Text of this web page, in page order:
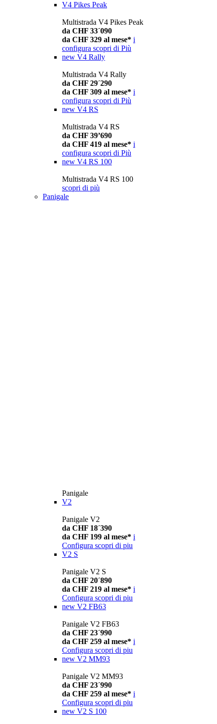
V4 Pikes Peak
Multistrada V4 Pikes Peak
da CHF 33´090
da CHF 329 al mese* i
configura scopri di Più
new V4 Rally
Multistrada V4 Rally
da CHF 29´290
da CHF 309 al mese* i
configura scopri di Più
new V4 RS
Multistrada V4 RS
da CHF 39’690
da CHF 419 al mese* i
configura scopri di Più
new V4 RS 100
Multistrada V4 RS 100
scopri di più
Panigale
Panigale
V2
Panigale V2
da CHF 18´390
da CHF 199 al mese* i
Configura scopri di piu
V2 S
Panigale V2 S
da CHF 20´890
da CHF 219 al mese* i
Configura scopri di piu
new V2 FB63
Panigale V2 FB63
da CHF 23´990
da CHF 259 al mese* i
Configura scopri di piu
new V2 MM93
Panigale V2 MM93
da CHF 23´990
da CHF 259 al mese* i
Configura scopri di piu
new V2 S 100